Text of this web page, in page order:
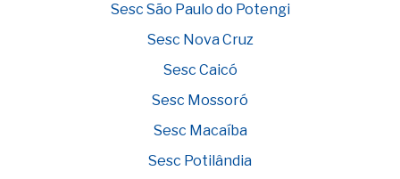
Sesc São Paulo do Potengi
Sesc Nova Cruz
Sesc Caicó
Sesc Mossoró
Sesc Macaíba
Sesc Potilândia